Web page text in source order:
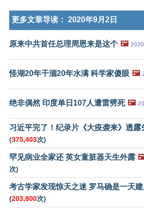
更多文章导读： 2020年9月2日
原来中共首任总理周恩来是这个 🖼️
怪湖20年干涸20年水满 科学家傻眼 🖼️
绝非偶然 印度单日107人遭雷劈死 🖼️
习近平完了！纪录片《大疫袭来》透露
(375,403次)
罕见病业全家还 英女童脏器天生外露
次)
考古学家发现惊天之迷 罗马确是一天
(203,800次)